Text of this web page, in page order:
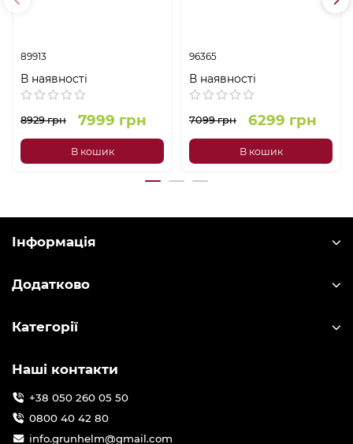
89913
В наявності
8929 грн 7999 грн
В кошик
96365
В наявності
7099 грн 6299 грн
В кошик
Інформація
Додатково
Категорії
Наші контакти
+38 050 260 05 50
0800 40 42 80
info.grunhelm@gmail.com